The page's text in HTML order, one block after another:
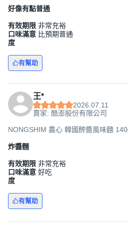
好像有點普通
有效期限 非常充裕
口味滿意
度
比預期普通
有幫助
王*
2026.07.11
賣家: 酷澎股份有限公司
NONGSHIM 農心 韓國醡醬風味麵
炸醬麵
有效期限 非常充裕
口味滿意
度
好吃
有幫助